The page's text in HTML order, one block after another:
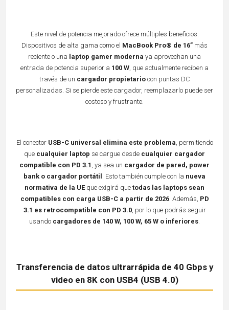
Este nivel de potencia mejorado ofrece múltiples beneficios.
Dispositivos de alta gama como el MacBook Pro® de 16” más
reciente o una laptop gamer moderna ya aprovechan una
entrada de potencia superior a 100 W , que actualmente reciben a
través de un cargador propietariocon puntas DC
personalizadas. Si se pierde este cargador, reemplazarlo puede ser
costoso y frustrante.
El conector USB-C universal elimina este problema , permitiendo
que cualquier laptop se cargue desde cualquier cargador
compatible con PD 3.1 , ya sea un cargador de pared, power
bank o cargador portátil
. Esto también cumple con la nueva
normativa de la UEque exigirá que todas las laptops sean
compatibles con carga USB-C a partir de 2026. Además, PD
3.1 es retrocompatible con PD 3.0, por lo que podrás seguir
usando cargadores de 140 W, 100 W, 65 W o inferiores
Transferencia de datos ultrarrápida de 40 Gbps y
video en 8K con USB4 (USB 4.0)